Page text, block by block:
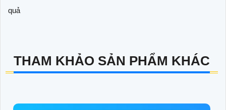
quả
THAM KHẢO SẢN PHẨM KHÁC